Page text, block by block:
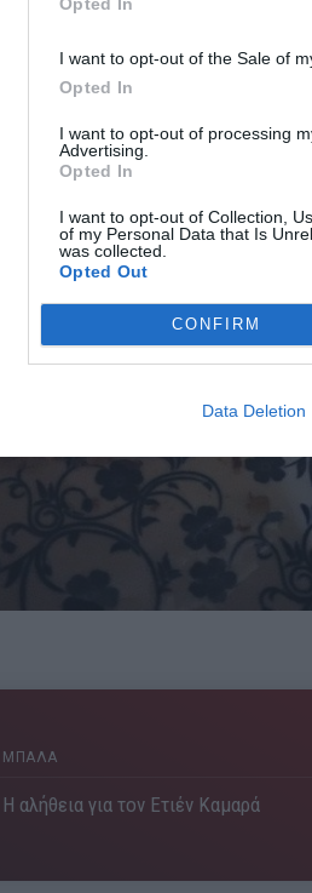
I want to opt-out of the Sale of
Opted In
I want to opt-out of processing
Advertising.
Opted In
I want to opt-out of Collection,
of my Personal Data that Is
was collected.
Opted Out
CONFIRM
Data Deletion
ΜΠΑΛΑ
Η αλήθεια για τον Ετιέν Καμαρά